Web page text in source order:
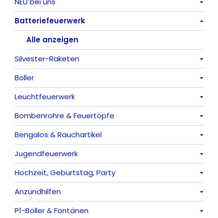
Alle anzeigen
Batteriefeuerwerk
Alle anzeigen
Silvester-Raketen
Alle anzeigen
Böller
Alle anzeigen
China-Böller
Knaller / Kanonenschläge
Reibkopfknaller
Frösche, Pfeiffer
Leuchtfeuerwerk
Alle anzeigen
Vulkane
Fontänen
Sonnen
Feuervögel
Römische Lichter
Bombenrohre & Feuertöpfe
Alle anzeigen
Mit Rumms
Bezaubernde Effekte
Bengalos & Rauchartikel
Alle anzeigen
Bengalos
Rauchartikel
Jugendfeuerwerk
Alle anzeigen
Hochzeit, Geburtstag, Party
Alle anzeigen
Feuerschriften
Anzündhilfen
Alle anzeigen
P1-Böller & Fontänen